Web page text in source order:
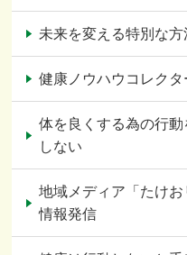
未来を変える特別な方
健康ノウハウコレク
体を良くする為の行
しない
地域メディア「たけ
情報発信